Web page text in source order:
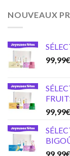
NOUVEAUX
99,99€
99,99€
99,99€